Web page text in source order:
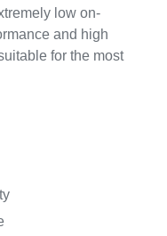
low on-
and high
for the most